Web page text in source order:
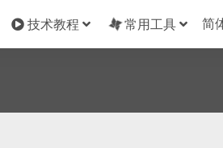
技术教程 常用工具